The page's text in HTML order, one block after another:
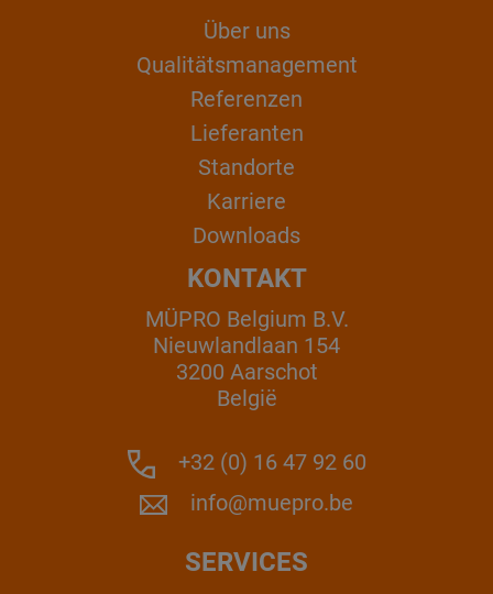
Über uns
Qualitätsmanagement
Referenzen
Lieferanten
Standorte
Karriere
Downloads
KONTAKT
MÜPRO Belgium B.V.
Nieuwlandlaan 154
3200 Aarschot
België
+32 (0) 16 47 92 60
info@muepro.be
SERVICES